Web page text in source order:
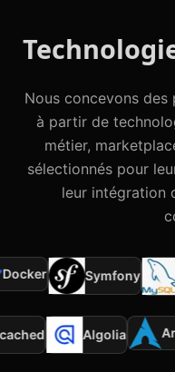
Nous concevons
à partir de
métier,
sélectionnés pour
leur intégration
Symfony
Algolia